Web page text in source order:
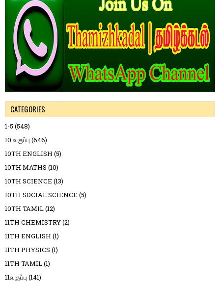
CATEGORIES
1-5 (548)
10 வகுப்பு (646)
10TH ENGLISH (5)
10TH MATHS (10)
10TH SCIENCE (13)
10TH SOCIAL SCIENCE (5)
10TH TAMIL(12)
11TH CHEMISTRY(2)
11TH ENGLISH (1)
11TH PHYSICS (1)
11TH TAMIL(1)
11வகுப்பு (141)